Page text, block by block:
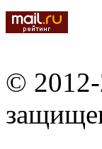
© 2012-